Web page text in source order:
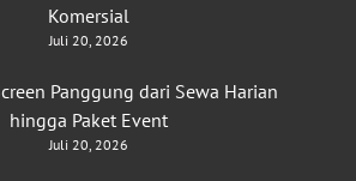
Komersial
Juli 20, 2026
Panggung dari Sewa Harian
hingga Paket Event
Juli 20, 2026